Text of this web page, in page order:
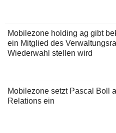
Mobilezone holding ag gibt
ein Mitglied des
Wiederwahl stellen wird
Mobilezone setzt Pascal Boll
Relations ein